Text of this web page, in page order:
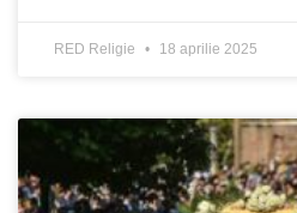
RED Religie 18 aprilie 2025